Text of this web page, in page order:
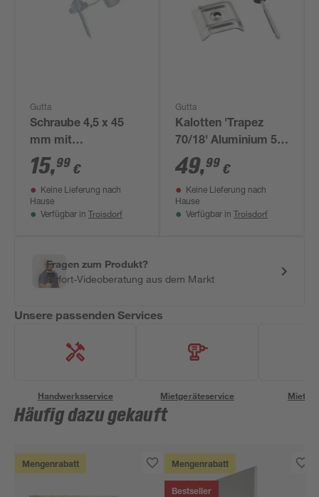
Gutta
Schraube 4,5 x 45
mm mit
Dichtscheibe und
Kappe, 100 Stück
15,99 €
Keine Lieferung nach
Hause
Verfügbar in Troisdorf
Gutta
Kalotten 'Trapez
70/18' Aluminium 50
Stück, inklusive V2A
Schrauben
49,99 €
Keine Lieferung nach
Hause
Verfügbar in Troisdorf
Fragen zum Produkt?
Sofort-Videoberatung aus dem Markt
Unsere passenden Services
Handwerksservice Mietgeräteservice
Häufig dazu gekauft
Mengenrabatt Mengenrabatt
Bestseller